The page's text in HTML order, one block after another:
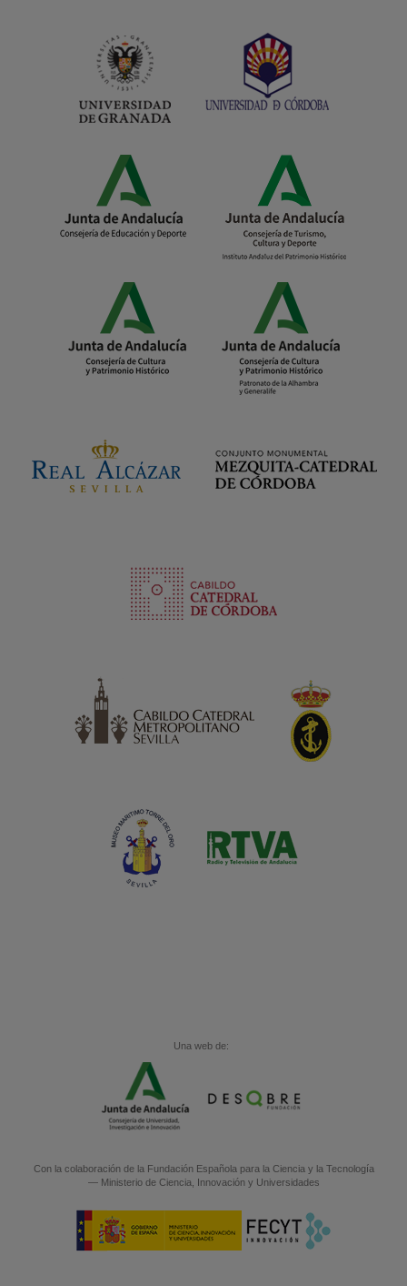
Una web de:
Con la colaboración de la Fundación Española para la Ciencia y la Tecnología
— Ministerio de Ciencia, Innovación y Universidades